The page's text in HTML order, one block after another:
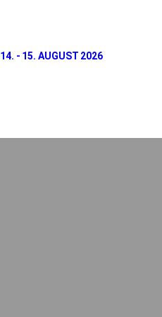
14. - 15. AUGUST 2026